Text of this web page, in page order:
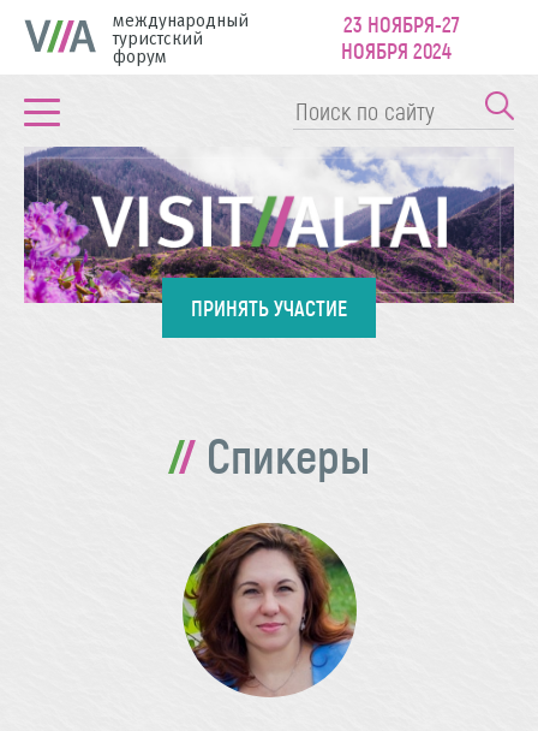
международный
туристский
форум
23 НОЯБРЯ-27
НОЯБРЯ 2024
ПРИНЯТЬ УЧАСТИЕ
Спикеры